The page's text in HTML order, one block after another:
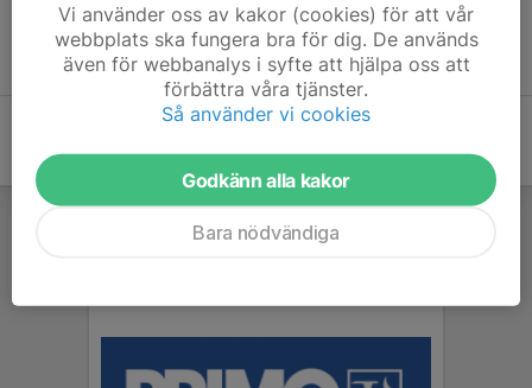
Vi använder oss av kakor (cookies) för att vår
webbplats ska fungera bra för dig. De används
även för webbanalys i syfte att hjälpa oss att
förbättra våra tjänster.
Så använder vi cookies
Godkänn alla kakor
Bara nödvändiga